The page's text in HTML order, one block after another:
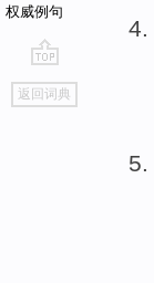
权威例句
go
top
返回词典